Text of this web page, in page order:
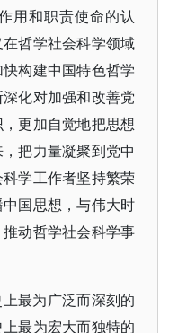
用和职责使命的认
哲学社会科学领域
构建中国特色哲学
化对加强和改善党
更加自觉地把思想
把力量凝聚到党中
学工作者坚持繁荣
国思想，与伟大时
动哲学社会科学事
最为广泛而深刻的
最为宏大而独特的